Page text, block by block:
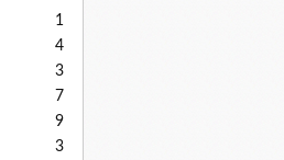
1
4
3
7
9
3